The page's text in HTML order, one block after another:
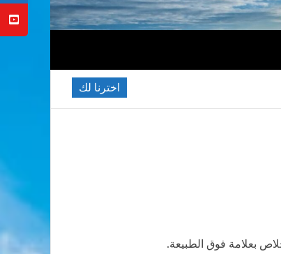
اخترنا لك
بعلامة فوق الطبيعة.